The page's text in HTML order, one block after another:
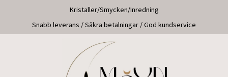
Kristaller/Smycken/Inredning
Snabb leverans / Säkra betalningar / God kundservice